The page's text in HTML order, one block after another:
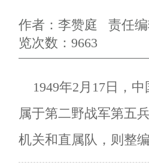
作者：李赞庭 责任
览次数：9663
1949年2 月 17日，
属于第二野战军第五
机关和直属队，则整